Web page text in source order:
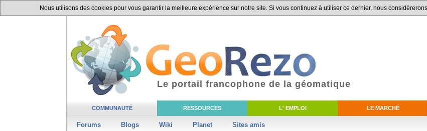
Nous utilisons des cookies pour vous garantir la meilleure expérience sur notre site. Si vous continuez à utiliser ce dernier, nous
COMMUNAUTÉ RESSOURCES L' EMPLOI LE MARCHÉ
Forums Blogs Wiki Planet Sites amis
Le portail francophone de la géomatique